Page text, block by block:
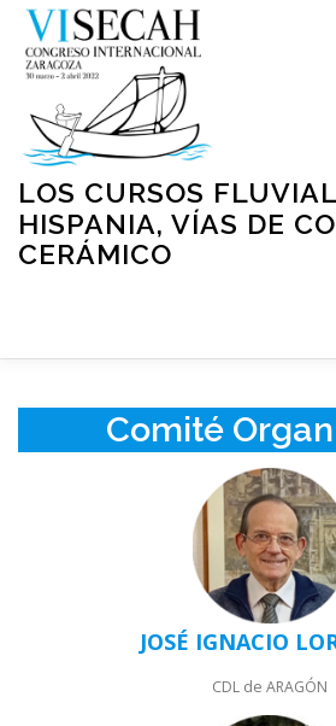
Saltar
contenido
LOS CURSOS
HISPANIA, VÍAS DE
CERÁMICO
PROGRAMA
LUGAR DE CELEBRACIÓN
Comité
JOSÉ IGNACIO
CDL de ARAGÓN